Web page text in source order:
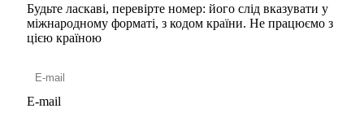
Будьте ласкаві, перевірте номер: його слід вказувати у
міжнародному форматі, з кодом країни. Не працюємо з
цією країною
E-mail